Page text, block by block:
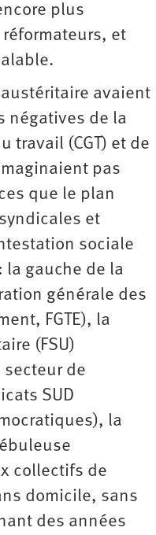
plus
et
avaient
négatives de la
travail (CGT) et de
pas
que le plan
et
sociale
gauche de la
générale des
FGTE), la
(FSU)
secteur de
SUD
la
collectifs de
domicile, sans
des années